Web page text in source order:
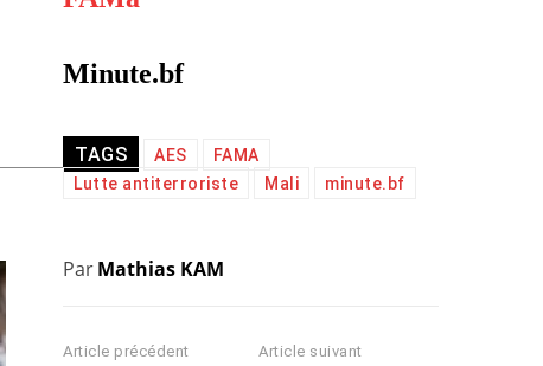
Minute.bf
TAGS AES
FAMA
Lutte antiterroriste
Mali minute.bf
ParMathias KAM
Article précédent Article suivant